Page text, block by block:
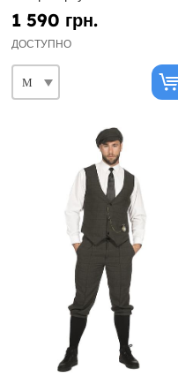
1 590 грн.
ДОСТУПНО